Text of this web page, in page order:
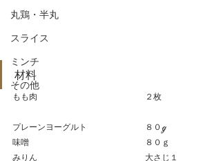
丸鶏・半丸
スライス
ミンチ
その他
材料
もも肉　　　　　　　　 　　　　  ２枚
プレーンヨーグルト　　　　　　　８０ℊ
味噌　　　　　　　　　　　　　　８０ｇ
みりん　　　　　　　　　　　　　大さじ１